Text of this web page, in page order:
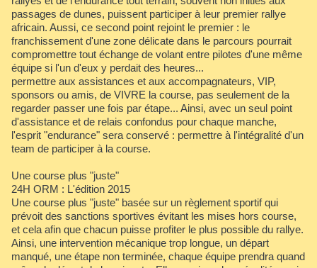
passages de dunes, puissent participer à leur premier rallye
africain. Aussi, ce second point rejoint le premier : le
franchissement d'une zone délicate dans le parcours pourrait
compromettre tout échange de volant entre pilotes d'une même
équipe si l'un d'eux y perdait des heures...
permettre aux assistances et aux accompagnateurs, VIP,
sponsors ou amis, de VIVRE la course, pas seulement de la
regarder passer une fois par étape... Ainsi, avec un seul point
d'assistance et de relais confondus pour chaque manche,
l'esprit "endurance" sera conservé : permettre à l'intégralité d'un
team de participer à la course.
Une course plus "juste"
24H ORM : L'édition 2015
Une course plus "juste" basée sur un règlement sportif qui
prévoit des sanctions sportives évitant les mises hors course,
et cela afin que chacun puisse profiter le plus possible du rallye.
Ainsi, une intervention mécanique trop longue, un départ
manqué, une étape non terminée, chaque équipe prendra quand